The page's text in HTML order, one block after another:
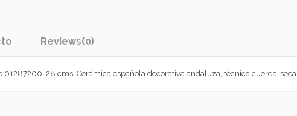
Reviews(0)
01287200, 28 cms. Cerámica española decorativa andaluza, técnica cuerda-seca